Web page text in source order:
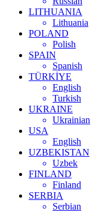
LITHUANIA
Lithuania
POLAND
Polish
SPAIN
Spanish
TÜRKİYE
English
Turkish
UKRAINE
Ukrainian
USA
English
UZBEKISTAN
Uzbek
FINLAND
Finland
SERBIA
Serbian